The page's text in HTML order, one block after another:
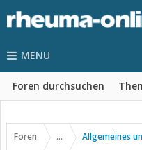
MENU
Foren durchsuchen
Foren ... Allgemeines